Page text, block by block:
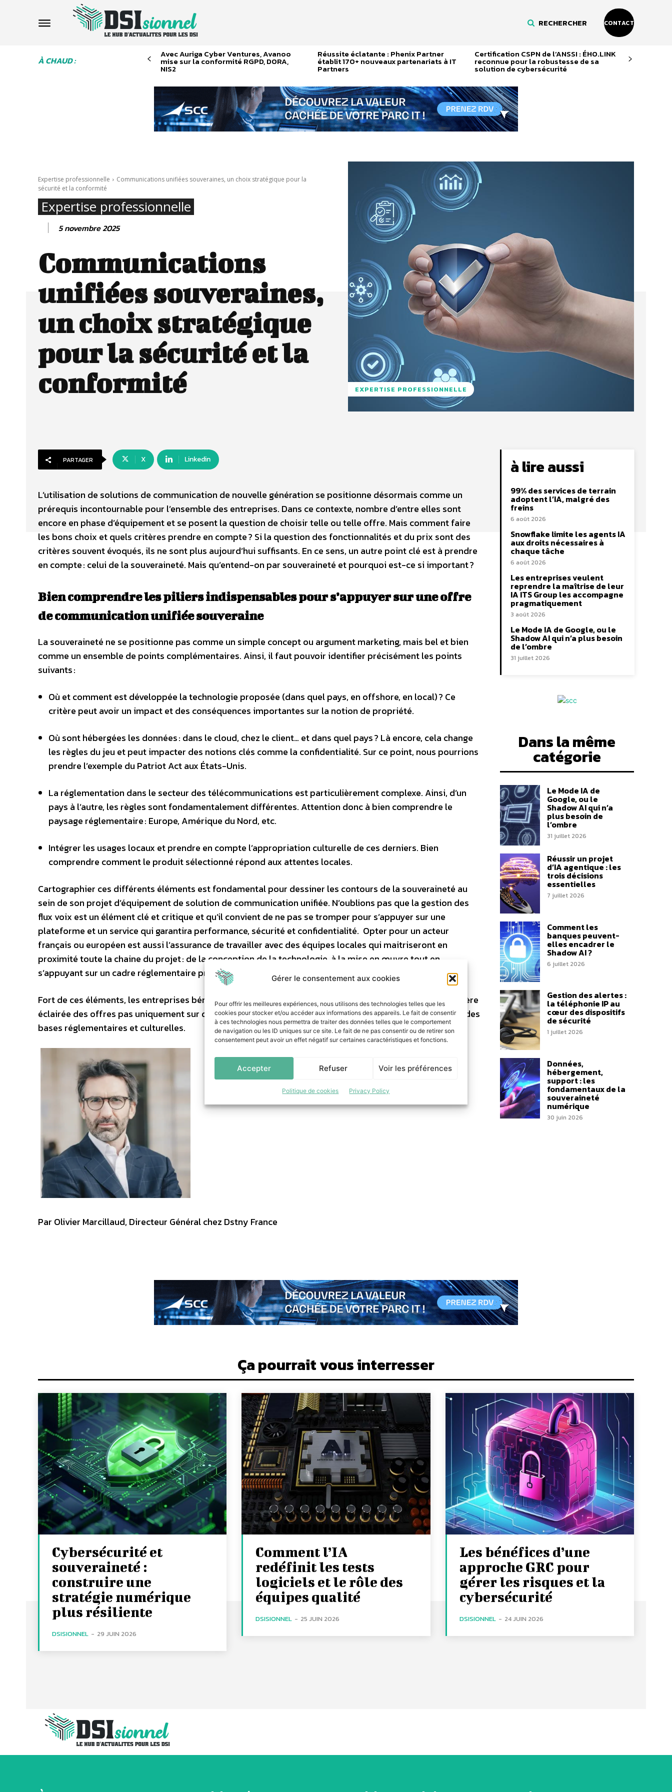
Gérer le consentement aux cookies
Pour offrir les meilleures expériences, nous utilisons des technologies telles que les
cookies pour stocker et/ou accéder aux informations des appareils. Le fait de consentir
à ces technologies nous permettra de traiter des données telles que le comportement
de navigation ou les ID uniques sur ce site. Le fait de ne pas consentir ou de retirer son
consentement peut avoir un effet négatif sur certaines caractéristiques et fonctions.
Accepter Refuser Voir les préférences
Politique de cookies Privacy Policy
RECHERCHER CONTACT
À CHAUD :
Avec Auriga Cyber Ventures, Avanoo
mise sur la conformité RGPD, DORA,
NIS2
Réussite éclatante : Phenix Partner
établit 170+ nouveaux partenariats à IT
Partners
Certification CSPN de l’ANSSI : ÉHO.LINK
reconnue pour la robustesse de sa
solution de cybersécurité
Expertise professionnelle
Communications unifiées souveraines, un choix stratégique pour la
sécurité et la conformité
Expertise professionnelle
5 novembre 2025
Communications
unifiées souveraines,
un choix stratégique
pour la sécurité et la
conformité
EXPERTISE PROFESSIONNELLE
PARTAGER X Linkedin
L’utilisation de solutions de communication de nouvelle génération se positionne désormais comme un
prérequis incontournable pour l’ensemble des entreprises. Dans ce contexte, nombre d’entre elles sont
encore en phase d’équipement et se posent la question de choisir telle ou telle offre. Mais comment faire
les bons choix et quels critères prendre en compte ? Si la question des fonctionnalités et du prix sont des
critères souvent évoqués, ils ne sont plus aujourd’hui suffisants. En ce sens, un autre point clé est à prendre
en compte : celui de la souveraineté. Mais qu’entend-on par souveraineté et pourquoi est-ce si important ?
Bien comprendre les piliers indispensables pour s’appuyer sur une offre
de communication unifiée souveraine
La souveraineté ne se positionne pas comme un simple concept ou argument marketing, mais bel et bien
comme un ensemble de points complémentaires. Ainsi, il faut pouvoir identifier précisément les points
suivants :
Où et comment est développée la technologie proposée (dans quel pays, en offshore, en local) ? Ce
critère peut avoir un impact et des conséquences importantes sur la notion de propriété.
Où sont hébergées les données : dans le cloud, chez le client… et dans quel pays ? Là encore, cela change
les règles du jeu et peut impacter des notions clés comme la confidentialité. Sur ce point, nous pourrions
prendre l’exemple du Patriot Act aux États-Unis.
La réglementation dans le secteur des télécommunications est particulièrement complexe. Ainsi, d’un
pays à l’autre, les règles sont fondamentalement différentes. Attention donc à bien comprendre le
paysage réglementaire : Europe, Amérique du Nord, etc.
Intégrer les usages locaux et prendre en compte l’appropriation culturelle de ces derniers. Bien
comprendre comment le produit sélectionné répond aux attentes locales.
Cartographier ces différents éléments est fondamental pour dessiner les contours de la souveraineté au
sein de son projet d’équipement de solution de communication unifiée. N’oublions pas que la gestion des
flux voix est un élément clé et critique et qu’il convient de ne pas se tromper pour s’appuyer sur une
plateforme et un service qui garantira performance, sécurité et confidentialité. Opter pour un acteur
français ou européen est aussi l’assurance de travailler avec des équipes locales qui maitriseront en
proximité toute la chaine du projet : de la conception de la technologie, à la mise en œuvre tout en
s’appuyant sur un cadre réglementaire protecteur pour la confidentialité des échanges effectués.
Fort de ces éléments, les entreprises bénéficieront d’une grille de lecture complète pour choisir de manière
éclairée des offres pas uniquement sur des considérations techniques et tarifaires, mais également sur des
bases réglementaires et culturelles.
Par Olivier Marcillaud, Directeur Général chez Dstny France
à lire aussi
99% des services de terrain
adoptent l’IA, malgré des
freins
6 août 2026
Snowflake limite les agents IA
aux droits nécessaires à
chaque tâche
6 août 2026
Les entreprises veulent
reprendre la maîtrise de leur
IA ITS Group les accompagne
pragmatiquement
3 août 2026
Le Mode IA de Google, ou le
Shadow AI qui n’a plus besoin
de l’ombre
31 juillet 2026
Dans la même
catégorie
Le Mode IA de
Google, ou le
Shadow AI qui n’a
plus besoin de
l’ombre
31 juillet 2026
Réussir un projet
d’IA agentique : les
trois décisions
essentielles
7 juillet 2026
Comment les
banques peuvent-
elles encadrer le
Shadow AI ?
6 juillet 2026
Gestion des alertes :
la téléphonie IP au
cœur des dispositifs
de sécurité
1 juillet 2026
Données,
hébergement,
support : les
fondamentaux de la
souveraineté
numérique
30 juin 2026
Ça pourrait vous interresser
Cybersécurité et
souveraineté :
construire une
stratégie numérique
plus résiliente
DSISIONNEL - 29 JUIN 2026
Comment l’IA
redéfinit les tests
logiciels et le rôle des
équipes qualité
DSISIONNEL - 25 JUIN 2026
Les bénéfices d’une
approche GRC pour
gérer les risques et la
cybersécurité
DSISIONNEL - 24 JUIN 2026